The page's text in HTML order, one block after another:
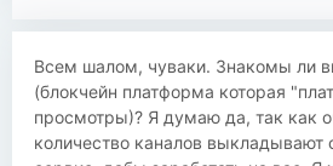
Всем шалом, чуваки. Знакомы ли
(блокчейн платформа которая
просмотры)? Я думаю да, так как
количество каналов выкладывают